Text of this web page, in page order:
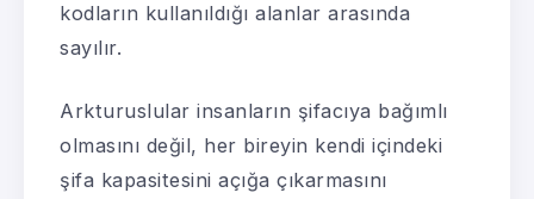
kodların kullanıldığı alanlar arasında
sayılır.
Arkturuslular insanların şifacıya bağımlı
olmasını değil, her bireyin kendi içindeki
şifa kapasitesini açığa çıkarmasını